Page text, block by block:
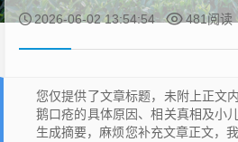
2026-06-02 13:54:54 481阅读
您仅提供了文章标题，未附上正文
鹅口疮的具体原因、相关真相及小
生成摘要，麻烦您补充文章正文，